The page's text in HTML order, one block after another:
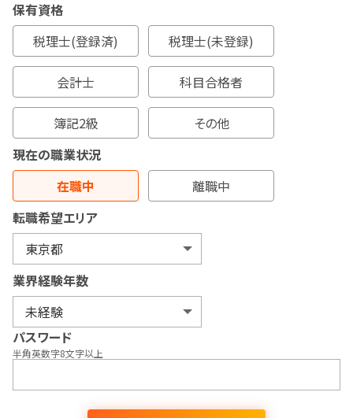
保有資格
税理士(登録済)
税理士(未登録)
会計士 科目合格者
簿記2級
その他
現在の職業状況
在職中
離職中
転職希望エリア
業界経験年数
パスワード
半角英数字8文字以上